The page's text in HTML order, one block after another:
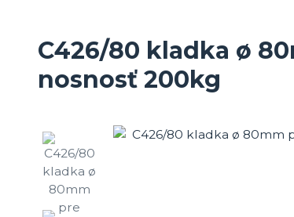
C426/80 kladka ø
nosnosť 200kg